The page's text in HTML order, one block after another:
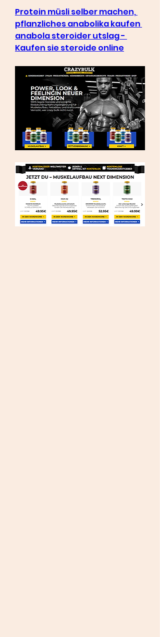
Protein müsli selber machen,
pflanzliches anabolika kaufen
anabola steroider utslag -
Kaufen sie steroide online